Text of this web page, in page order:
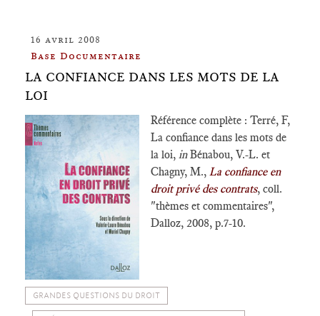
16 avril 2008
Base Documentaire
LA CONFIANCE DANS LES MOTS DE LA
LOI
Référence complète : Terré, F,
La confiance dans les mots de
la loi, inBénabou, V.-L. et
Chagny, M., La confiance en
droit privé des contrats, coll.
"thèmes et commentaires",
Dalloz, 2008, p.7-10.
GRANDES QUESTIONS DU DROIT